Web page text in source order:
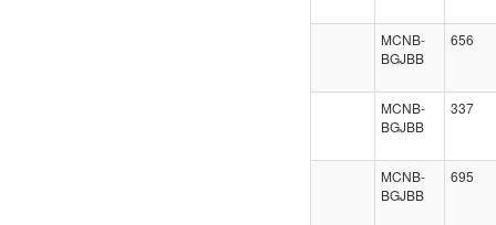
MCNB-
BGJBB
656
MCNB-
BGJBB
337
MCNB-
BGJBB
695